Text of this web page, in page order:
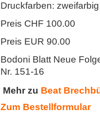
Druckfarben: zweifarbig
Preis CHF 100.00
Preis EUR 90.00
Bodoni Blatt Neue
Nr. 151-16
Mehr zu Beat
Zum Bestellformular